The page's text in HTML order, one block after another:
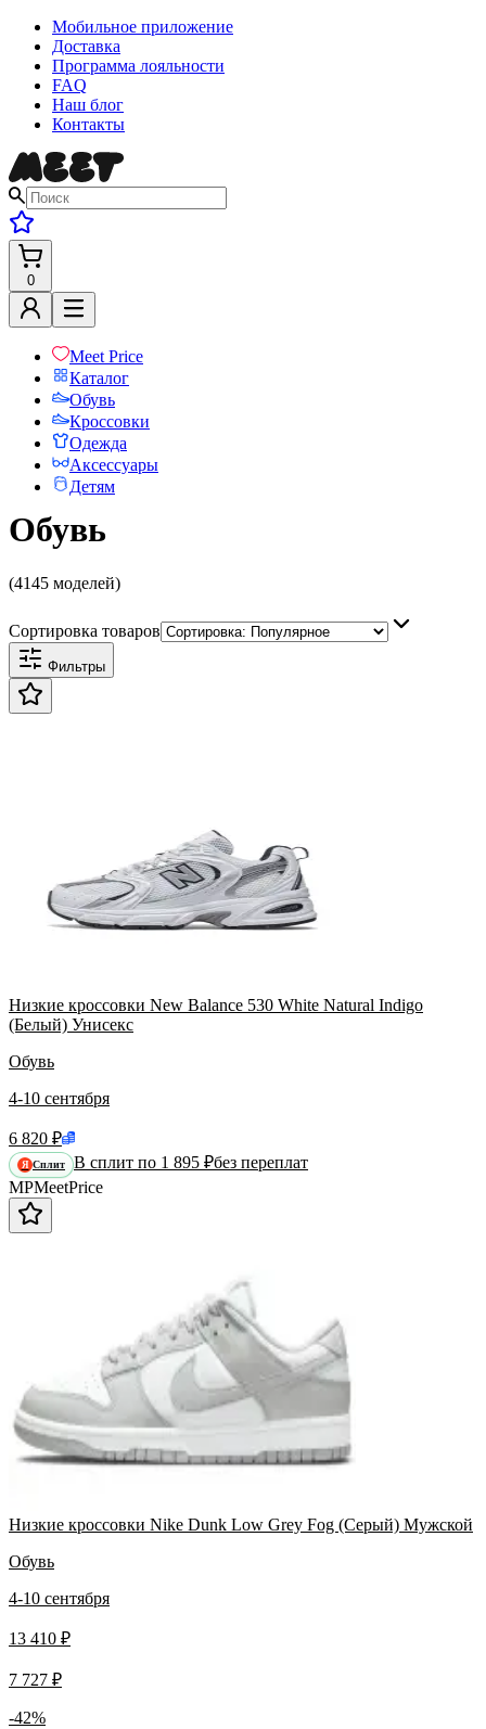
Мобильное приложение
Доставка
Программа лояльности
FAQ
Наш блог
Контакты
0
Meet Price
Каталог
Обувь
Кроссовки
Одежда
Аксессуары
Детям
Обувь
(4145 моделей)
Сортировка товаров
Фильтры
Низкие кроссовки New Balance 530 White Natural Indigo
(Белый) Унисекс
Обувь
4-10 сентября
6 820 ₽
Я Сплит В сплит по 1 895 ₽без переплат
MPMeetPrice
Низкие кроссовки Nike Dunk Low Grey Fog (Серый) Мужской
Обувь
4-10 сентября
13 410 ₽
7 727 ₽
-42%